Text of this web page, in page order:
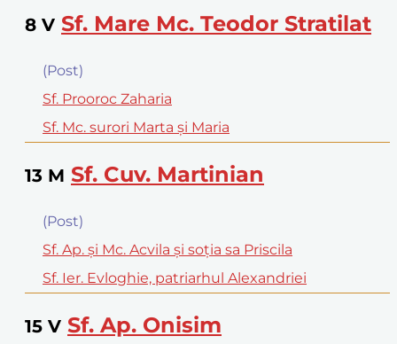
8 V Sf. Mare Mc. Teodor Stratilat
(Post)
Sf. Prooroc Zaharia
Sf. Mc. surori Marta şi Maria
13 M Sf. Cuv. Martinian
(Post)
Sf. Ap. şi Mc. Acvila şi soţia sa Priscila
Sf. Ier. Evloghie, patriarhul Alexandriei
15 V Sf. Ap. Onisim